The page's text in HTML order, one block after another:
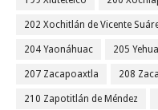
202 Xochitlán de Vicente
204 Yaonáhuac 205
207 Zacapoaxtla 208
210 Zapotitlán de Méndez